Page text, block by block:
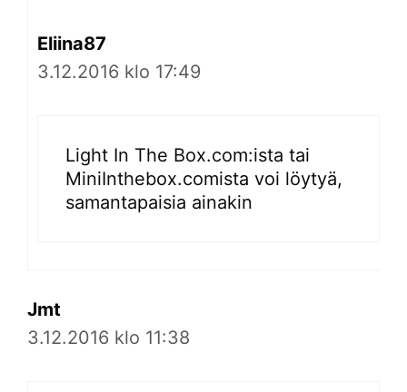
Eliina87
3.12.2016 klo 17:49
Light In The Box.com:ista tai
MiniInthebox.comista voi löytyä,
samantapaisia ainakin
Jmt
3.12.2016 klo 11:38